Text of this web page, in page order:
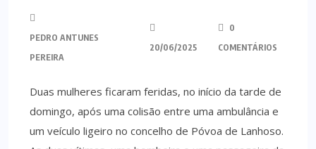
PEDRO ANTUNES
PEREIRA
20/06/2025
0
COMENTÁRIOS
Duas mulheres ficaram feridas, no início da tarde de
domingo, após uma colisão entre uma ambulância e
um veículo ligeiro no concelho de Póvoa de Lanhoso.